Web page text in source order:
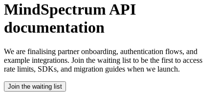
MindSpectrumAPI
documentation
We are finalising partner onboarding, authentication flows, and
example integrations. Join the waiting list to be the first to access
rate limits, SDKs, and migration guides when we launch.
Join the waiting list